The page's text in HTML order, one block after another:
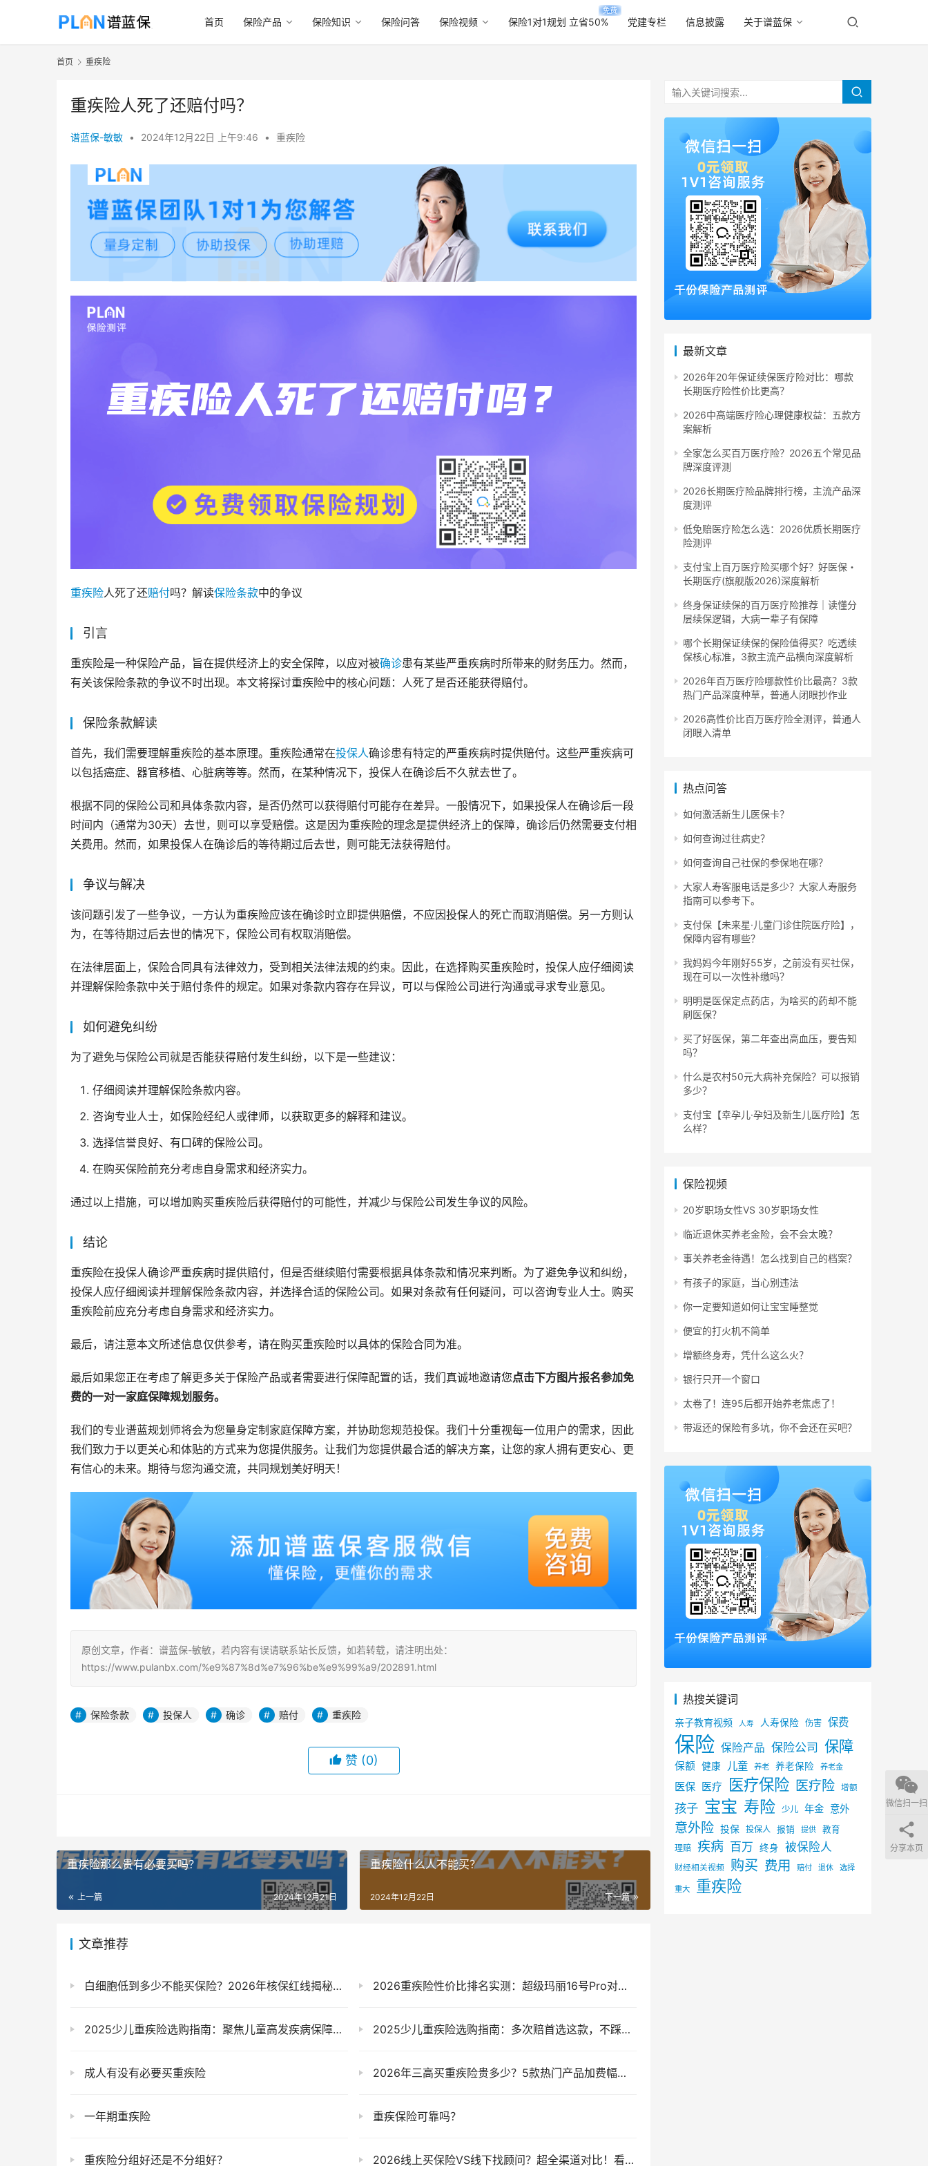
首页 保险产品 保险知识 保险问答 保险视频 保险1对1规划 立省50%
免费
党建专栏 信息披露 关于谱蓝保
首页 重疾险
重疾险人死了还赔付吗？
谱蓝保-敏敏 • 2024年12月22日 上午9:46 • 重疾险
重疾险人死了还赔付吗？解读保险条款中的争议
引言
重疾险是一种保险产品，旨在提供经济上的安全保障，以应对被确诊患有某些严重疾病时所带来的财务压力。然而，
有关该保险条款的争议不时出现。本文将探讨重疾险中的核心问题：人死了是否还能获得赔付。
保险条款解读
首先，我们需要理解重疾险的基本原理。重疾险通常在投保人确诊患有特定的严重疾病时提供赔付。这些严重疾病可
以包括癌症、器官移植、心脏病等等。然而，在某种情况下，投保人在确诊后不久就去世了。
根据不同的保险公司和具体条款内容，是否仍然可以获得赔付可能存在差异。一般情况下，如果投保人在确诊后一段
时间内（通常为30天）去世，则可以享受赔偿。这是因为重疾险的理念是提供经济上的保障，确诊后仍然需要支付相
关费用。然而，如果投保人在确诊后的等待期过后去世，则可能无法获得赔付。
争议与解决
该问题引发了一些争议，一方认为重疾险应该在确诊时立即提供赔偿，不应因投保人的死亡而取消赔偿。另一方则认
为，在等待期过后去世的情况下，保险公司有权取消赔偿。
在法律层面上，保险合同具有法律效力，受到相关法律法规的约束。因此，在选择购买重疾险时，投保人应仔细阅读
并理解保险条款中关于赔付条件的规定。如果对条款内容存在异议，可以与保险公司进行沟通或寻求专业意见。
如何避免纠纷
为了避免与保险公司就是否能获得赔付发生纠纷，以下是一些建议：
仔细阅读并理解保险条款内容。
咨询专业人士，如保险经纪人或律师，以获取更多的解释和建议。
选择信誉良好、有口碑的保险公司。
在购买保险前充分考虑自身需求和经济实力。
通过以上措施，可以增加购买重疾险后获得赔付的可能性，并减少与保险公司发生争议的风险。
结论
重疾险在投保人确诊严重疾病时提供赔付，但是否继续赔付需要根据具体条款和情况来判断。为了避免争议和纠纷，
投保人应仔细阅读并理解保险条款内容，并选择合适的保险公司。如果对条款有任何疑问，可以咨询专业人士。购买
重疾险前应充分考虑自身需求和经济实力。
最后，请注意本文所述信息仅供参考，请在购买重疾险时以具体的保险合同为准。
最后如果您正在考虑了解更多关于保险产品或者需要进行保障配置的话，我们真诚地邀请您点击下方图片报名参加免
费的一对一家庭保障规划服务。
我们的专业谱蓝规划师将会为您量身定制家庭保障方案，并协助您规范投保。我们十分重视每一位用户的需求，因此
我们致力于以更关心和体贴的方式来为您提供服务。让我们为您提供最合适的解决方案，让您的家人拥有更安心、更
有信心的未来。期待与您沟通交流，共同规划美好明天！
原创文章，作者：谱蓝保-敏敏，若内容有误请联系站长反馈，如若转载，请注明出处：
https://www.pulanbx.com/%e9%87%8d%e7%96%be%e9%99%a9/202891.html
保险条款 投保人 确诊 赔付 重疾险
赞 (0)
重疾险那么贵有必要买吗？
上一篇 2024年12月21日
重疾险什么人不能买？
下一篇
2024年12月22日
文章推荐
白细胞低到多少不能买保险？2026年核保红线揭秘，3.5是生死线！ 2026重疾险性价比排名实测：超级玛丽16号Pro对比达尔文12号哪吒2号谁更划算
2025少儿重疾险选购指南：聚焦儿童高发疾病保障，大黄蜂16号传染病+小额手术保障优势 2025少儿重疾险选购指南：多次赔首选这款，不踩坑！
成人有没有必要买重疾险 2026年三高买重疾险贵多少？5款热门产品加费幅度全对比，一文看懂！
一年期重疾险 重疾保险可靠吗？
重疾险分组好还是不分组好？ 2026线上买保险VS线下找顾问？超全渠道对比！看完这篇不纠结（附避坑指南）
最新文章
2026年20年保证续保医疗险对比：哪款
长期医疗险性价比更高？
2026中高端医疗险心理健康权益：五款方
案解析
全家怎么买百万医疗险？2026五个常见品
牌深度评测
2026长期医疗险品牌排行榜，主流产品深
度测评
低免赔医疗险怎么选：2026优质长期医疗
险测评
支付宝上百万医疗险买哪个好？好医保・
长期医疗(旗舰版2026)深度解析
终身保证续保的百万医疗险推荐｜读懂分
层续保逻辑，大病一辈子有保障
哪个长期保证续保的保险值得买？吃透续
保核心标准，3款主流产品横向深度解析
2026年百万医疗险哪款性价比最高？3款
热门产品深度种草，普通人闭眼抄作业
2026高性价比百万医疗险全测评，普通人
闭眼入清单
热点问答
如何激活新生儿医保卡？
如何查询过往病史？
如何查询自己社保的参保地在哪？
大家人寿客服电话是多少？大家人寿服务
指南可以参考下。
支付保【未来星·儿童门诊住院医疗险】，
保障内容有哪些？
我妈妈今年刚好55岁，之前没有买社保，
现在可以一次性补缴吗？
明明是医保定点药店，为啥买的药却不能
刷医保？
买了好医保，第二年查出高血压，要告知
吗？
什么是农村50元大病补充保险？可以报销
多少？
支付宝【幸孕儿·孕妇及新生儿医疗险】怎
么样？
保险视频
20岁职场女性VS 30岁职场女性
临近退休买养老金险，会不会太晚？
事关养老金待遇！怎么找到自己的档案？
有孩子的家庭，当心别违法
你一定要知道如何让宝宝睡整觉
便宜的打火机不简单
增额终身寿，凭什么这么火？
银行只开一个窗口
太卷了！连95后都开始养老焦虑了！
带返还的保险有多坑，你不会还在买吧？
热搜关键词
亲子教育视频 人寿 人寿保险 伤害 保费
保险 保险产品 保险公司 保障
保额 健康 儿童 养老 养老保险 养老金
医保 医疗 医疗保险 医疗险 增额
孩子 宝宝 寿险 少儿 年金 意外
意外险 投保 投保人 报销 提供
教育
理赔 疾病 百万 终身 被保险人
财经相关视频 购买 费用 赔付 退休 选择
重大 重疾险
微信扫一扫
分享本页